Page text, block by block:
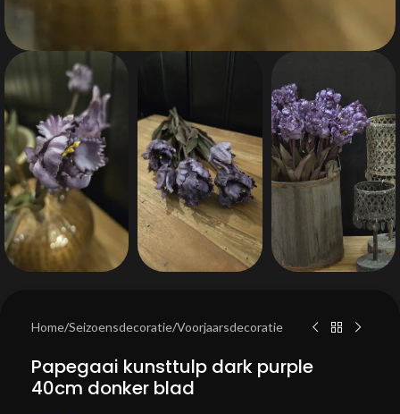
Home/Seizoensdecoratie/Voorjaarsdecoratie
Papegaai kunsttulp dark purple
40cm donker blad